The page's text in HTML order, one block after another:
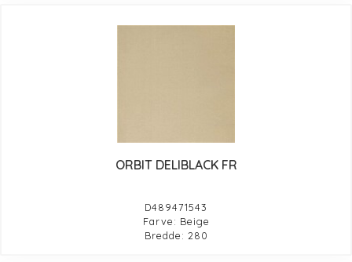
ORBIT DELIBLACK FR
D489471543
Farve: Beige
Bredde: 280